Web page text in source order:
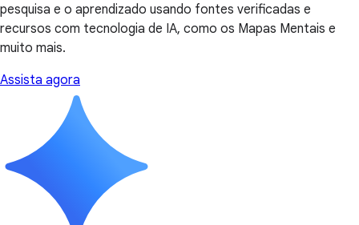
pesquisa e o aprendizado usando fontes verificadas e
recursos com tecnologia de IA, como os Mapas Mentais e
muito mais.
Assista agora